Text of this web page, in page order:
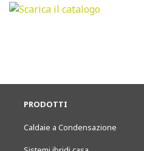
PRODOTTI
Caldaie a Condensazione